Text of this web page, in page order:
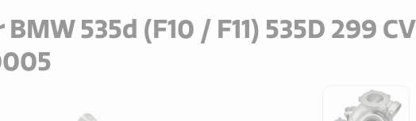
535d (F10 / F11) 535D 299 CV